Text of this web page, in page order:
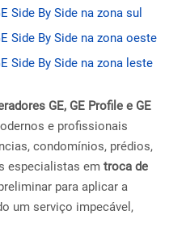
Side By Side na zona sul
Side By Side na zona oeste
Side By Side na zona leste
GE, GE Profile e GE
e profissionais
condomínios, prédios,
especialistas em troca de
para aplicar a
um serviço impecável,